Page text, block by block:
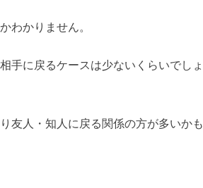
わかりません。
手に戻るケースは少ないくらいでしょ
友人・知人に戻る関係の方が多いかも